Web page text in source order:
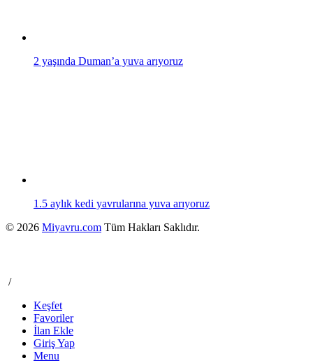
2 yaşında Duman’a yuva arıyoruz
1.5 aylık kedi yavrularına yuva arıyoruz
© 2026 Miyavru.com Tüm Hakları Saklıdır.
/
Keşfet
Favoriler
İlan Ekle
Giriş Yap
Menu